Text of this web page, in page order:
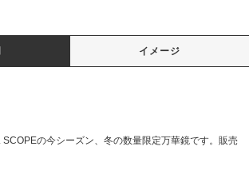
イメージ
SCOPEの今シーズン、冬の数量限定万華鏡です。販売